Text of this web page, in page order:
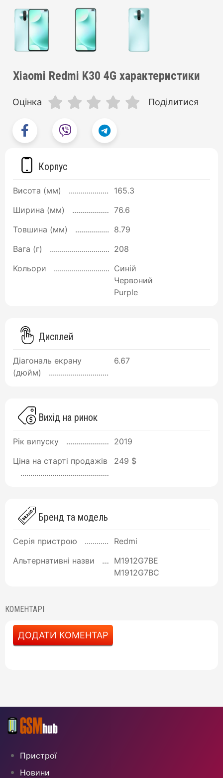
Xiaomi Redmi K30 4G характеристики
Оцінка Поділитися
Корпус
Висота (мм)
165.3
Ширина (мм)
76.6
Товшина (мм)
8.79
Вага (г)
208
Кольори
Синій
Червоний
Purple
Дисплей
Діагональ екрану
(дюйм)
6.67
Вихід на ринок
Рік випуску
2019
Ціна на старті продажів
249 $
Бренд та модель
Серія пристрою
Redmi
Альтернативні назви
M1912G7BE
M1912G7BC
КОМЕНТАРІ
ДОДАТИ КОМЕНТАР
Пристрої
Новини